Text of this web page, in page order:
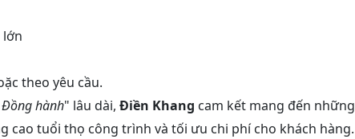
theo yêu cầu.
Đồng hành" lâu dài, Điền Khang cam kết mang đến những
cao tuổi thọ công trình và tối ưu chi phí cho khách hàng.